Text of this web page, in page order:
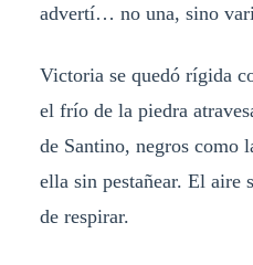
advertí… no una, sino
Victoria se quedó rígida
el frío de la piedra
de Santino, negros como
ella sin pestañear. El aire
de respirar.